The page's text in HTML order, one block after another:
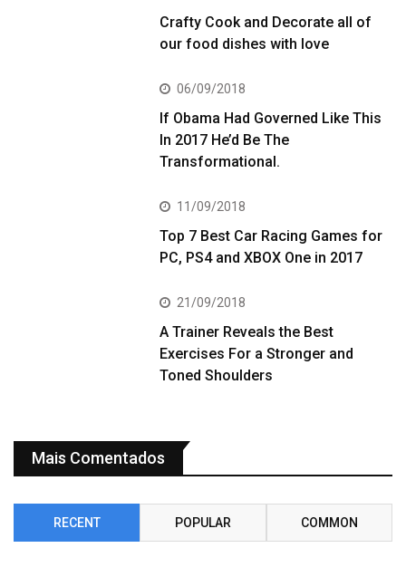
Crafty Cook and Decorate all of
our food dishes with love
06/09/2018
If Obama Had Governed Like This
In 2017 He’d Be The
Transformational.
11/09/2018
Top 7 Best Car Racing Games for
PC, PS4 and XBOX One in 2017
21/09/2018
A Trainer Reveals the Best
Exercises For a Stronger and
Toned Shoulders
Mais Comentados
RECENT POPULAR COMMON